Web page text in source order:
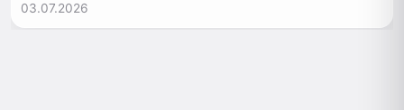
03.07.2026